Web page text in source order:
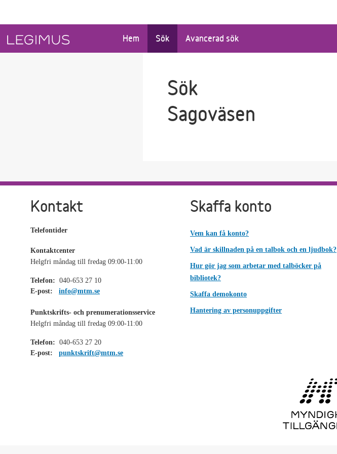
Hem Sök Avancerad sök
Sök
Sagoväsen
Kontakt
Telefontider
Kontaktcenter
Helgfri måndag till fredag 09:00-11:00
Telefon: 040-653 27 10
E-post:
info@mtm.se
Punktskrifts- och prenumerationsservice
Helgfri måndag till fredag 09:00-11:00
Telefon: 040-653 27 20
E-post:
punktskrift@mtm.se
Skaffa konto
Vem kan få konto?
Vad är skillnaden på en talbok och en ljudbok?
Hur gör jag som arbetar med talböcker på
bibliotek?
Skaffa demokonto
Hantering av personuppgifter